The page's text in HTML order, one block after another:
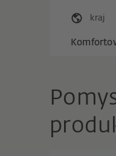
kraj